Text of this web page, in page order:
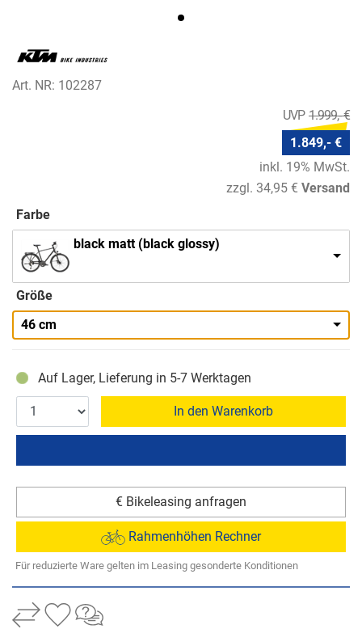
Art. NR: 102287
1.999,- €
1.849,- €
inkl. 19% MwSt.
zzgl. 34,95 € Versand
Farbe
black matt (black glossy)
Größe
46 cm
Auf Lager, Lieferung in 5-7 Werktagen
In den Warenkorb
€ Bikeleasing anfragen
Rahmenhöhen Rechner
Für reduzierte Ware gelten im Leasing gesonderte Konditionen